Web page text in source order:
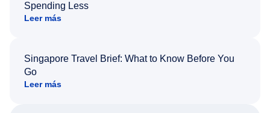
Spending Less
Leer más
Singapore Travel Brief: What to Know Before You
Go
Leer más